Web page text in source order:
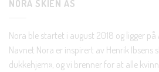
NORA SKIEN AS
Nora ble startet i august 2018 og ligger
Navnet Nora er inspirert av Henrik Ibsens
dukkehjem», og vi brenner for at alle